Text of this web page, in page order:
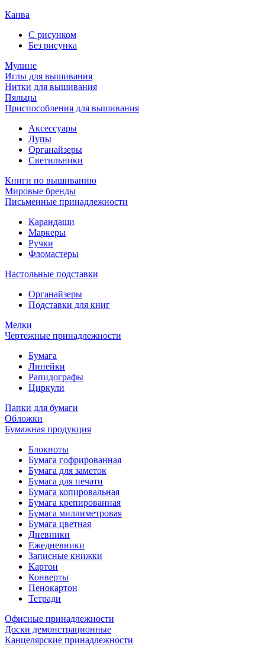
Канва
С рисунком
Без рисунка
Мулине
Иглы для вышивания
Нитки для вышивания
Пяльцы
Приспособления для вышивания
Аксессуары
Лупы
Органайзеры
Светильники
Книги по вышиванию
Мировые бренды
Письменные принадлежности
Карандаши
Маркеры
Ручки
Фломастеры
Настольные подставки
Органайзеры
Подставки для книг
Мелки
Чертежные принадлежности
Бумага
Линейки
Рапидографы
Циркули
Папки для бумаги
Обложки
Бумажная продукция
Блокноты
Бумага гофрированная
Бумага для заметок
Бумага для печати
Бумага копировальная
Бумага крепированная
Бумага миллиметровая
Бумага цветная
Дневники
Ежедневники
Записные книжки
Картон
Конверты
Пенокартон
Тетради
Офисные принадлежности
Доски демонстрационные
Канцелярские принадлежности